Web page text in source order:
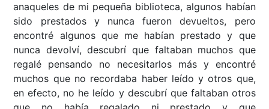
anaqueles de mi pequeña biblioteca, algunos habían
sido prestados y nunca fueron devueltos, pero
encontré algunos que me habían prestado y que
nunca devolví, descubrí que faltaban muchos que
regalé pensando no necesitarlos más y encontré
muchos que no recordaba haber leído y otros que,
en efecto, no he leído y descubrí que faltaban otros